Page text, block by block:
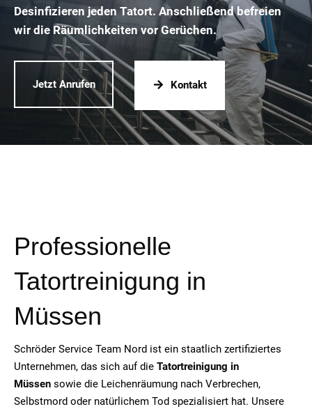
Desinfizieren jeden Tatort. Anschließend befreien
wir die Räumlichkeiten vor Gerüchen.
Jetzt Anrufen Kontakt
Professionelle
Tatortreinigung in
Müssen
Schröder Service Team Nord ist ein staatlich zertifiziertes
Unternehmen, das sich auf die Tatortreinigung in
Müssen sowie die Leichenräumung nach Verbrechen,
Selbstmord oder natürlichem Tod spezialisiert hat. Unsere